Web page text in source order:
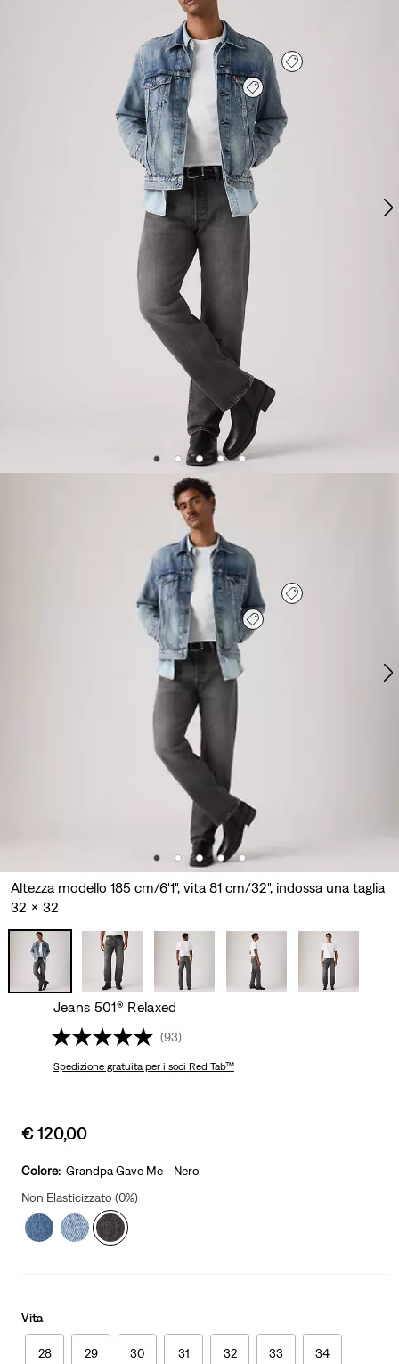
Altezza modello 185 cm/6'1", vita 81 cm/32", indossa una taglia
32 x 32
Jeans 501® Relaxed
(93)
Spedizione gratuitaper i soci Red Tab™
Sale
is
€ 120,00
Colore: Grandpa Gave Me - Nero
Non Elasticizzato (0%)
Vita
28 29 30 31 32 33 34